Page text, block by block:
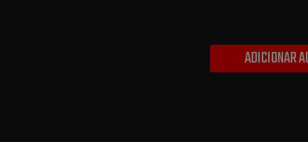
ADICIONAR